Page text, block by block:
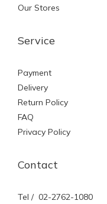
Our Stores
Service
Payment
Delivery
Return Policy
FAQ
Privacy Policy
Contact
Tel / 02-2762-1080